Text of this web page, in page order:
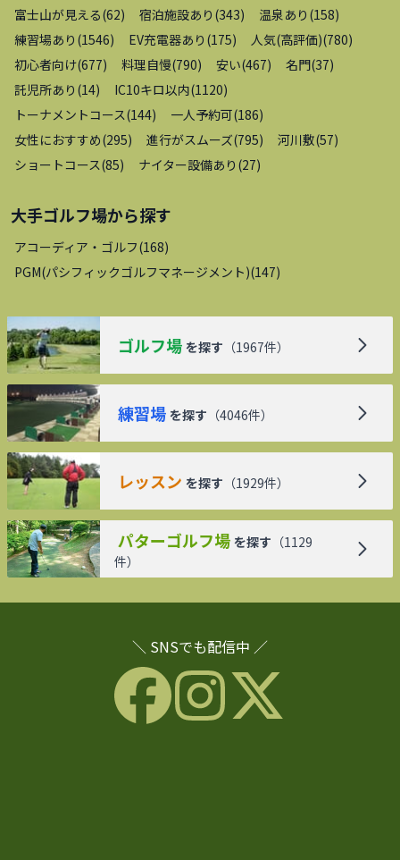
富士山が見える(62) 宿泊施設あり (343) 温泉あり (158)
練習場あり (1546) EV充電器あり (175) 人気(高評価)(780)
初心者向け(677) 料理自慢(790) 安い(467) 名門(37)
託児所あり (14) IC10キロ以内(1120)
トーナメントコース(144) 一人予約可(186)
女性におすすめ(295) 進行がスムーズ(795) 河川敷(57)
ショートコース(85) ナイター設備あり (27)
大手ゴルフ場から探す
アコーディア・ゴルフ(168)
PGM(パシフィックゴルフマネージメント)(147)
ゴルフ場 を探す （1967件）
練習場 を探す （4046件）
レッスン を探す （1929件）
パターゴルフ場 を探す （1129
件）
＼ SNSでも配信中 ／